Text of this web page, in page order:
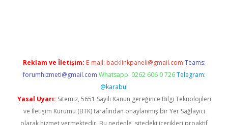
Reklam ve İletişim: E-mail: backlinkpaneli@gmail.com Teams:
forumhizmeti@gmail.com Whatsapp: 0262 606 0 726 Telegram:
@karabul
Yasal Uyarı: Sitemiz, 5651 Sayılı Kanun gereğince Bilgi Teknolojileri
ve İletişim Kurumu (BTK) tarafından onaylanmış bir Yer Sağlayıcı
olarak hizmet vermektedir. Bu nedenle, sitedeki içerikleri proaktif